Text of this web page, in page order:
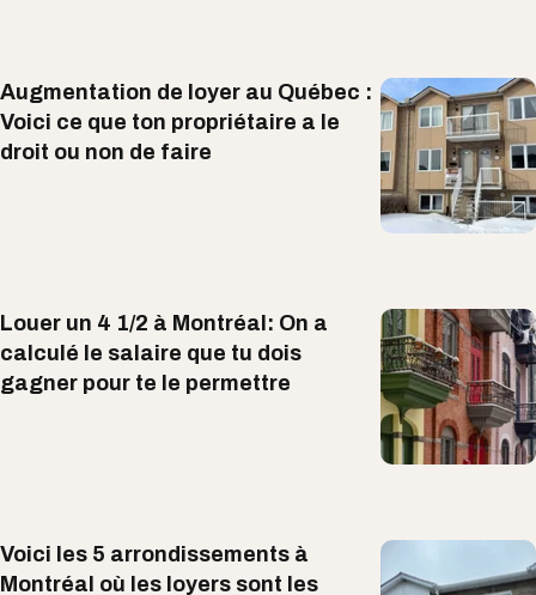
Augmentation de loyer au Québec :
Voici ce que ton propriétaire a le
droit ou non de faire
Louer un 4 1/2 à Montréal: On a
calculé le salaire que tu dois​
gagner pour te le permettre
Voici les 5 arrondissements à
Montréal où les loyers sont les